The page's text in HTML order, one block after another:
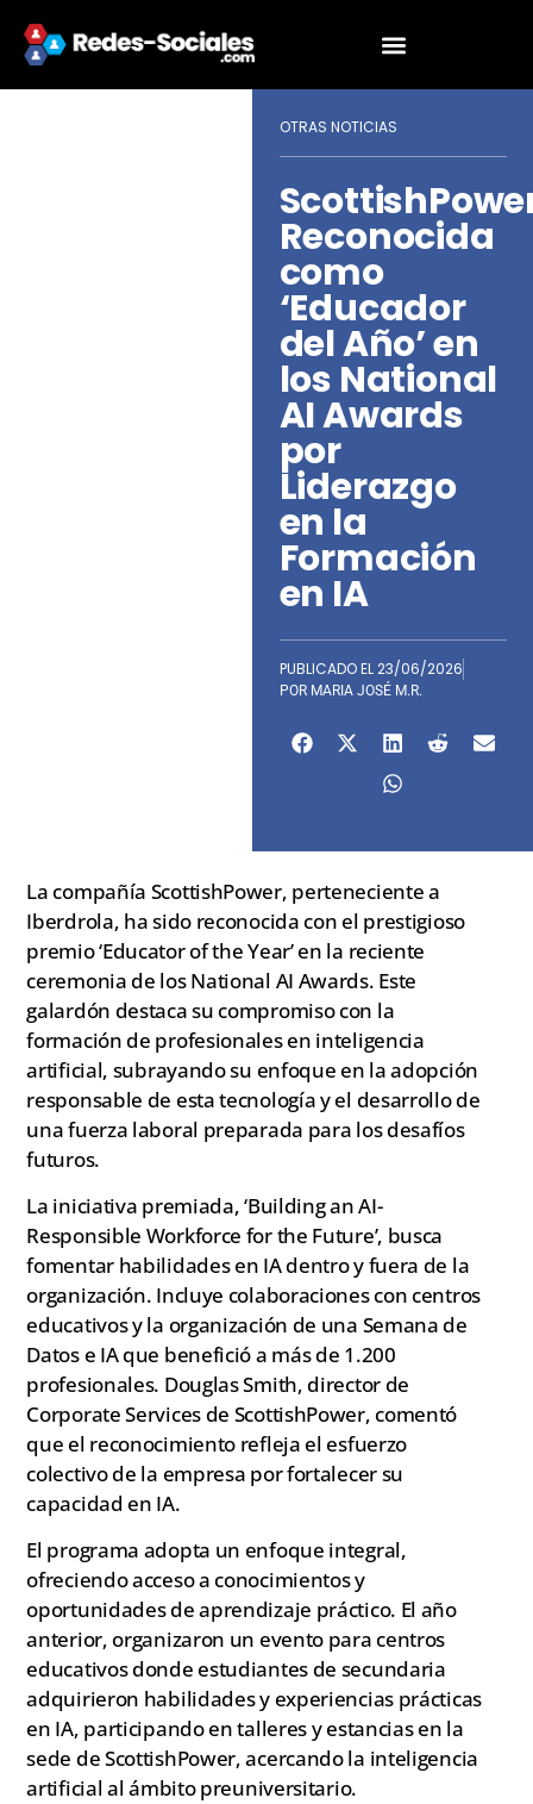
OTRAS NOTICIAS
Reconocida
como
‘Educador
del Año’ en
los National
AI Awards
por
Liderazgo
en la
Formación
en IA
PUBLICADO EL23/06/2026
POR MARIA JOSÉ M.R.
La compañía ScottishPower, perteneciente a
Iberdrola, ha sido reconocida con el prestigioso
premio ‘Educator of the Year’ en la reciente
ceremonia de los National AI Awards. Este
galardón destaca su compromiso con la
formación de profesionales en inteligencia
artificial, subrayando su enfoque en la adopción
responsable de esta tecnología y el desarrollo de
una fuerza laboral preparada para los desafíos
futuros.
La iniciativa premiada, ‘Building an AI-
Responsible Workforce for the Future’, busca
fomentar habilidades en IA dentro y fuera de la
organización. Incluye colaboraciones con centros
educativos y la organización de una Semana de
Datos e IA que benefició a más de 1.200
profesionales. Douglas Smith, director de
Corporate Services de ScottishPower, comentó
que el reconocimiento refleja el esfuerzo
colectivo de la empresa por fortalecer su
capacidad en IA.
El programa adopta un enfoque integral,
ofreciendo acceso a conocimientos y
oportunidades de aprendizaje práctico. El año
anterior, organizaron un evento para centros
educativos donde estudiantes de secundaria
adquirieron habilidades y experiencias prácticas
en IA, participando en talleres y estancias en la
sede de ScottishPower, acercando la inteligencia
artificial al ámbito preuniversitario.